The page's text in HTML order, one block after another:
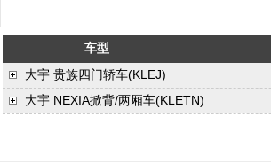
车型
大宇 贵族四门轿车(KLEJ)
大宇 NEXIA掀背/两厢车(KLETN)